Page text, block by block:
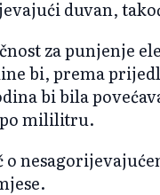
duvan,
za punjenje
bi, prema
bi bila
po mililitru.
o